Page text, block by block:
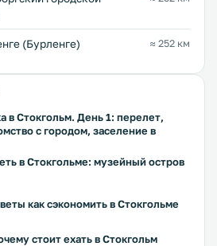
(Бурленге) ≈ 252 км
в Стокгольм. День 1: перелет,
с городом, заселение в
в Стокгольме: музейный остров
как сэкономить в Стокгольме
стоит ехать в Стокгольм